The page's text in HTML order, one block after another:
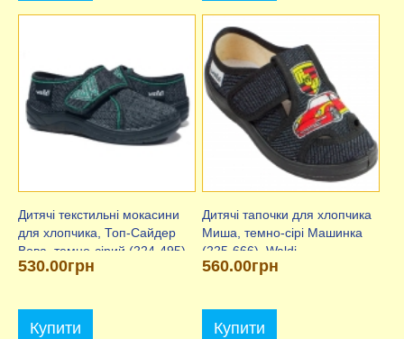
Дитячі текстильні мокасини
для хлопчика, Топ-Сайдер
Вова, темно-сірий (224-495),
Waldi
530.00грн
Купити
Дитячі тапочки для хлопчика
Миша, темно-сірі Машинка
(225-666), Waldi
560.00грн
Купити